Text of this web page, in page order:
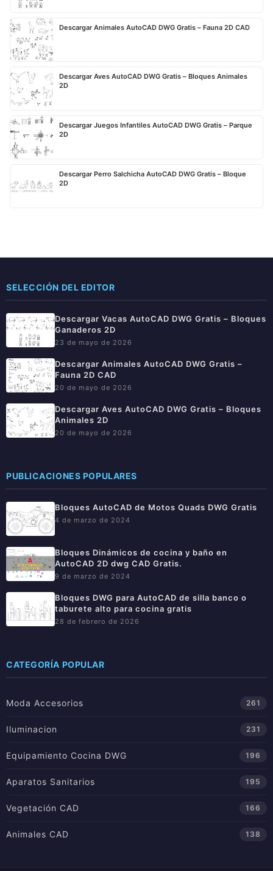
Descargar Animales AutoCAD DWG Gratis – Fauna 2D CAD
Descargar Aves AutoCAD DWG Gratis – Bloques Animales
2D
Descargar Juegos Infantiles AutoCAD DWG Gratis – Parque
2D
Descargar Perro Salchicha AutoCAD DWG Gratis – Bloque
2D
SELECCIÓN DEL EDITOR
Descargar Vacas AutoCAD DWG Gratis – Bloques
Ganaderos 2D
23 de mayo de 2026
Descargar Animales AutoCAD DWG Gratis –
Fauna 2D CAD
20 de mayo de 2026
Descargar Aves AutoCAD DWG Gratis – Bloques
Animales 2D
20 de mayo de 2026
PUBLICACIONES POPULARES
Bloques AutoCAD de Motos Quads DWG Gratis
4 de marzo de 2024
Bloques Dinámicos de cocina y baño en
AutoCAD 2D dwg CAD Gratis.
9 de marzo de 2024
Bloques DWG para AutoCAD de silla banco o
taburete alto para cocina gratis
28 de febrero de 2026
CATEGORÍA POPULAR
Moda Accesorios 261
Iluminacion 231
Equipamiento Cocina DWG 196
Aparatos Sanitarios 195
Vegetación CAD 166
Animales CAD 138